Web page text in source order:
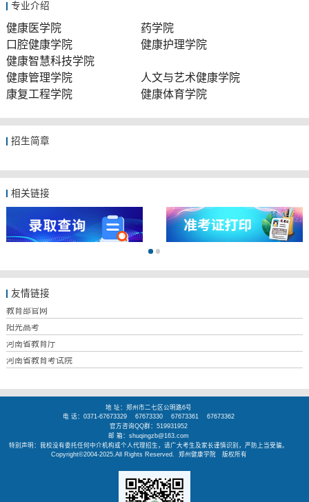
专业介绍
健康医学院
药学院
口腔健康学院
健康护理学院
健康智慧科技学院
健康管理学院
人文与艺术健康学院
康复工程学院
健康体育学院
招生简章
相关链接
友情链接
教育部官网
阳光高考
河南省教育厅
河南省教育考试院
地 址：郑州市二七区公明路6号
电 话：0371-67673329 67673330 67673361 67673362
官方咨询QQ群：519931952
邮 箱：shuqingzb@163.com
特别声明：我校没有委托任何中介机构或个人代理招生，请广大考生及家长谨慎识别，严防上当受骗。
Copyright©2004-2025.All Rights Reserved. 郑州健康学院版权所有